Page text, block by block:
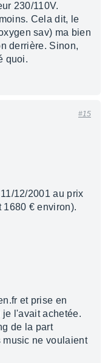
230/110V.
Cela dit, le
sav) ma bien
derrière. Sinon,
quoi.
#15
12/2001 au prix
1680 € environ).
et prise en
je l'avait achetée.
de la part
ne voulaient